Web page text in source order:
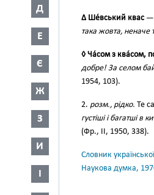
Д
Е
Є
Ж
З
И
І
∆ Ше́вський квас —
така жовта,
◊ Ча́сом з ква́сом,
добре! За селом
1954, 103).
2. розм., рідко. Те
густіші і багатші в
(Фр., II, 1950, 338).
Словник
Наукова думка,